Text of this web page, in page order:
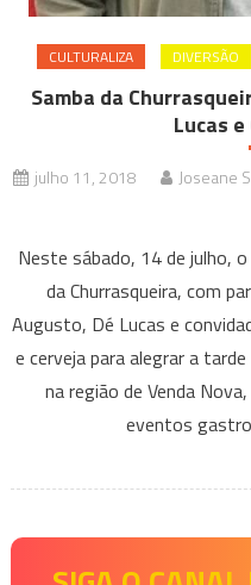
CULTURALIZA DIVERSÃO
Samba da
Lucas
julho 11, 2018 Joseane
Neste sábado, 14 de julho,
da Churrasqueira, com
Augusto, Dé Lucas e
e cerveja para alegrar a
na região de Venda
eventos